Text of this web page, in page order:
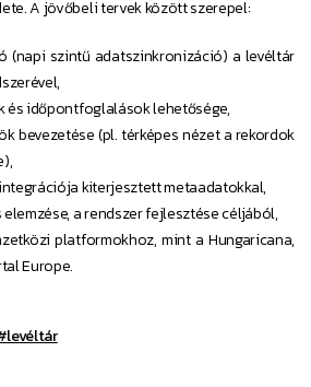
A jövőbeli tervek között szerepel:
szintű adatszinkronizáció) a levéltár
időpontfoglalások lehetősége,
(pl. térképes nézet a rekordok
kiterjesztett metaadatokkal,
a rendszer fejlesztése céljából,
platformokhoz, mint a Hungaricana,
Europe.